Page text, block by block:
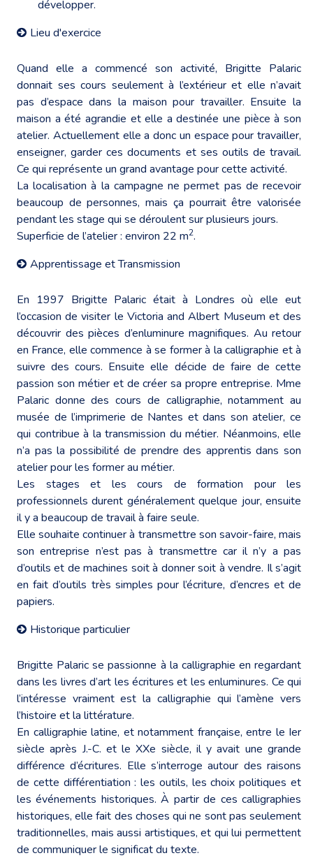
développer.
Lieu d'exercice
Quand elle a commencé son activité, Brigitte Palaric
donnait ses cours seulement à l’extérieur et elle n’avait
pas d’espace dans la maison pour travailler. Ensuite la
maison a été agrandie et elle a destinée une pièce à son
atelier. Actuellement elle a donc un espace pour travailler,
enseigner, garder ces documents et ses outils de travail.
Ce qui représente un grand avantage pour cette activité.
La localisation à la campagne ne permet pas de recevoir
beaucoup de personnes, mais ça pourrait être valorisée
pendant les stage qui se déroulent sur plusieurs jours.
Superficie de l’atelier : environ 22 m2.
Apprentissage et Transmission
En 1997 Brigitte Palaric était à Londres où elle eut
l’occasion de visiter le Victoria and Albert Museum et des
découvrir des pièces d’enluminure magnifiques. Au retour
en France, elle commence à se former à la calligraphie et à
suivre des cours. Ensuite elle décide de faire de cette
passion son métier et de créer sa propre entreprise. Mme
Palaric donne des cours de calligraphie, notamment au
musée de l’imprimerie de Nantes et dans son atelier, ce
qui contribue à la transmission du métier. Néanmoins, elle
n’a pas la possibilité de prendre des apprentis dans son
atelier pour les former au métier.
Les stages et les cours de formation pour les
professionnels durent généralement quelque jour, ensuite
il y a beaucoup de travail à faire seule.
Elle souhaite continuer à transmettre son savoir-faire, mais
son entreprise n’est pas à transmettre car il n’y a pas
d’outils et de machines soit à donner soit à vendre. Il s’agit
en fait d’outils très simples pour l’écriture, d’encres et de
papiers.
Historique particulier
Brigitte Palaric se passionne à la calligraphie en regardant
dans les livres d’art les écritures et les enluminures. Ce qui
l’intéresse vraiment est la calligraphie qui l’amène vers
l’histoire et la littérature.
En calligraphie latine, et notamment française, entre le Ier
siècle après J.-C. et le XXe siècle, il y avait une grande
différence d’écritures. Elle s’interroge autour des raisons
de cette différentiation : les outils, les choix politiques et
les événements historiques. À partir de ces calligraphies
historiques, elle fait des choses qui ne sont pas seulement
traditionnelles, mais aussi artistiques, et qui lui permettent
de communiquer le significat du texte.